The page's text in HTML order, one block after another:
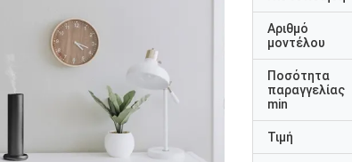
Αριθμό
μοντέλου
Ποσότητα
παραγγελίας
min
Τιμή